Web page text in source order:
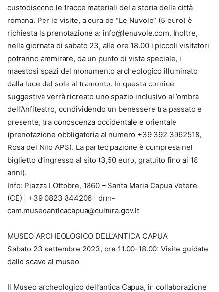
custodiscono le tracce materiali della storia della città
romana. Per le visite, a cura de “Le Nuvole” (5 euro) è
richiesta la prenotazione a: info@lenuvole.com. Inoltre,
nella giornata di sabato 23, alle ore 18.00 i piccoli visitatori
potranno ammirare, da un punto di vista speciale, i
maestosi spazi del monumento archeologico illuminato
dalla luce del sole al tramonto. In questa cornice
suggestiva verrà ricreato uno spazio inclusivo all’ombra
dell’Anfiteatro, condividendo un benessere tra passato e
presente, tra conoscenza occidentale e orientale
(prenotazione obbligatoria al numero +39 392 3962518,
Rosa del Nilo APS). La partecipazione è compresa nel
biglietto d’ingresso al sito (3,50 euro, gratuito fino ai 18
anni).
Info: Piazza I Ottobre, 1860 – Santa Maria Capua Vetere
(CE) | +39 0823 844206 | drm-
cam.museoanticacapua@cultura.gov.it
MUSEO ARCHEOLOGICO DELL’ANTICA CAPUA
Sabato 23 settembre 2023, ore 11.00-18.00: Visite guidate
dallo scavo al museo
Il Museo archeologico dell’antica Capua, in collaborazione